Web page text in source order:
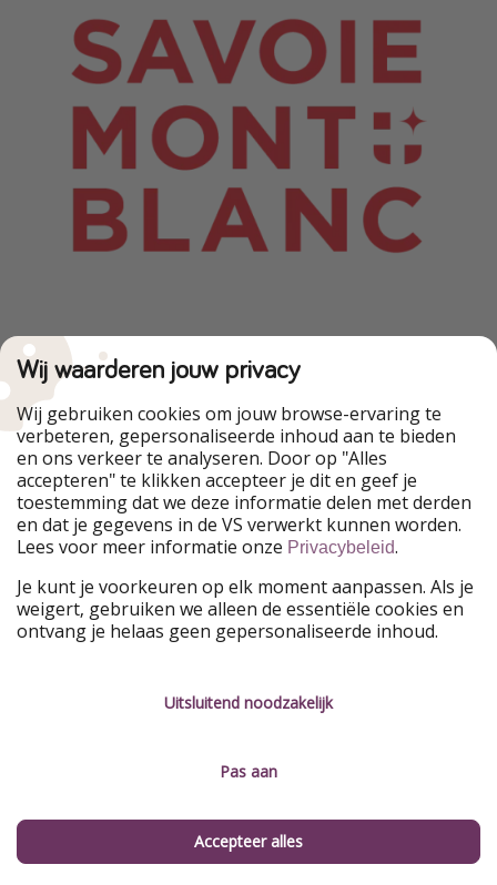
Reisinspiratie
Goedkoop op reis met VakantiePiraten
Wellness vakanties
Handige weetjes over reizen & toerisme
Mini-vakantie
Wandeltochten
Wij waarderen jouw privacy
Wij gebruiken cookies om jouw browse-ervaring te
verbeteren, gepersonaliseerde inhoud aan te bieden
en ons verkeer te analyseren. Door op "Alles
accepteren" te klikken accepteer je dit en geef je
toestemming dat we deze informatie delen met derden
en dat je gegevens in de VS verwerkt kunnen worden.
Lees voor meer informatie onze Privacybeleid.
Je kunt je voorkeuren op elk moment aanpassen. Als je
weigert, gebruiken we alleen de essentiële cookies en
ontvang je helaas geen gepersonaliseerde inhoud.
Uitsluitend noodzakelijk
Pas aan
Accepteer alles